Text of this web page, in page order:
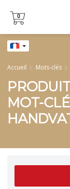
0
0
Accueil Mots-clés
MOT-